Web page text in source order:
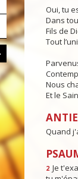
Oui, tu
Dans
Fils de
Tout
Nous
Et le
Quand
2 Je